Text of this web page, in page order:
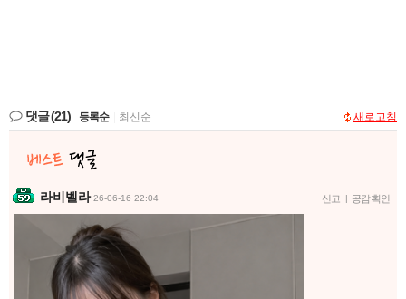
댓글(21) 등록순 최신순 새로고침
라비벨라 26-06-16 22:04 신고 | 공감 확인